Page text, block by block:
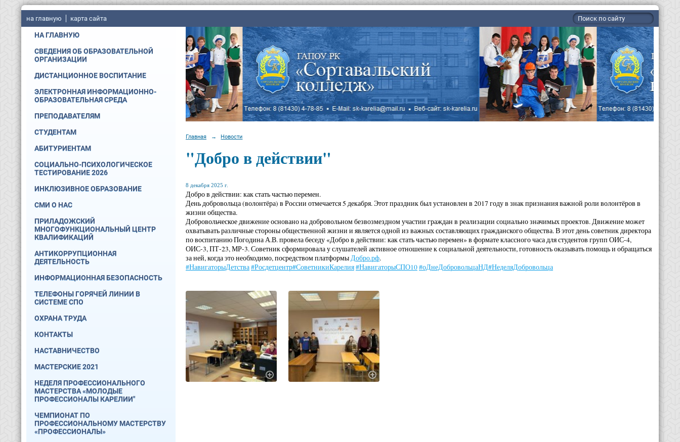
на главную карта сайта
НА ГЛАВНУЮ
СВЕДЕНИЯ ОБ ОБРАЗОВАТЕЛЬНОЙ
ОРГАНИЗАЦИИ
ДИСТАНЦИОННОЕ ВОСПИТАНИЕ
ЭЛЕКТРОННАЯ ИНФОРМАЦИОННО-
ОБРАЗОВАТЕЛЬНАЯ СРЕДА
ПРЕПОДАВАТЕЛЯМ
СТУДЕНТАМ
АБИТУРИЕНТАМ
СОЦИАЛЬНО-ПСИХОЛОГИЧЕСКОЕ
ТЕСТИРОВАНИЕ 2026
ИНКЛЮЗИВНОЕ ОБРАЗОВАНИЕ
СМИ О НАС
ПРИЛАДОЖСКИЙ
МНОГОФУНКЦИОНАЛЬНЫЙ ЦЕНТР
КВАЛИФИКАЦИЙ
АНТИКОРРУПЦИОННАЯ
ДЕЯТЕЛЬНОСТЬ
ИНФОРМАЦИОННАЯ БЕЗОПАСНОСТЬ
ТЕЛЕФОНЫ ГОРЯЧЕЙ ЛИНИИ В
СИСТЕМЕ СПО
ОХРАНА ТРУДА
КОНТАКТЫ
НАСТАВНИЧЕСТВО
МАСТЕРСКИЕ 2021
НЕДЕЛЯ ПРОФЕССИОНАЛЬНОГО
МАСТЕРСТВА «МОЛОДЫЕ
ПРОФЕССИОНАЛЫ КАРЕЛИИ"
ЧЕМПИОНАТ ПО
ПРОФЕССИОНАЛЬНОМУ МАСТЕРСТВУ
«ПРОФЕССИОНАЛЫ»
Главная → Новости
"Добро в действии"
8 декабря 2025 г.
Добро в действии: как стать частью перемен.
День добровольца (волонтёра) в России отмечается 5 декабря. Этот праздник был установлен в 2017 году в знак признания важной роли волонтёров в
жизни общества.
Добровольческое движение основано на добровольном безвозмездном участии граждан в реализации социально значимых проектов. Движение может
охватывать различные стороны общественной жизни и является одной из важных составляющих гражданского общества. В этот день советник директора
по воспитанию Погодина А.В. провела беседу «Добро в действии: как стать частью перемен» в формате классного часа для студентов групп ОИС-4,
ОИС-3, ПТ-23, МР-3. Советник сформировала у слушателей активное отношение к социальной деятельности, готовность оказывать помощь и обращаться
за ней, когда это необходимо, посредством платформыДобро.рф.
#НавигаторыДетства#Росдетцентр#СоветникиКарелия#НавигаторыСПО10#оДнеДобровольцаНД#НеделяДобровольца